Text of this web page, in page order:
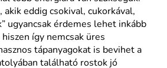
akik eddig csokival, cukorkával,
ugyancsak érdemes lehet inkább
így nemcsak üres
tápanyagokat is bevihet a
található rostok jó